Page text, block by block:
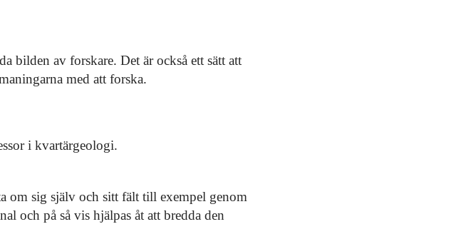
bilden av forskare. Det är också ett sätt att
med att forska.
i kvartärgeologi.
om sig själv och sitt fält till exempel genom
och på så vis hjälpas åt att bredda den